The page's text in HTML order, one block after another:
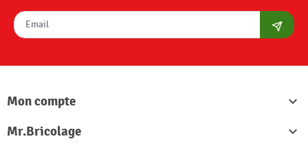
Mon compte

Mr.Bricolage
